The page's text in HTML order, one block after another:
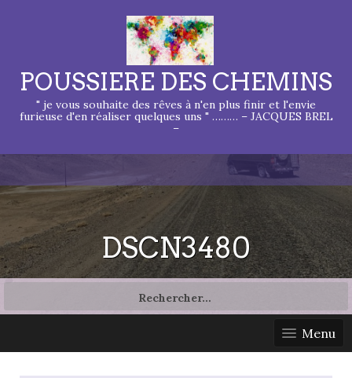
POUSSIERE DES CHEMINS
" je vous souhaite des rêves à n'en plus finir et l'envie
furieuse d'en réaliser quelques uns " ……… – JACQUES BREL
–
DSCN3480
Menu